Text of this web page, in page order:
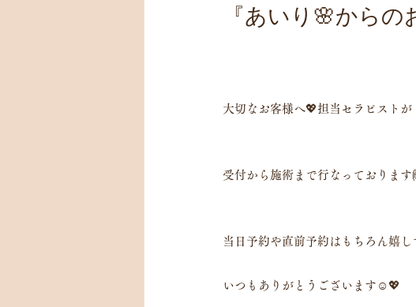
『あいり🌸からの
大切なお客様へ💖担当セラピストが
受付から施術まで行なっております
当日予約や直前予約はもちろん嬉し
いつもありがとうございます☺️💖